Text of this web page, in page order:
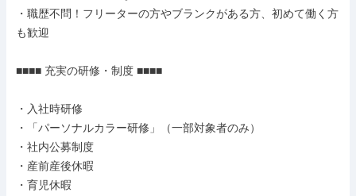
・職歴不問！フリーターの方やブランクがある方、初めて働く方
も歓迎
■■■■ 充実の研修・制度 ■■■■
・入社時研修
・「パーソナルカラー研修」（一部対象者のみ）
・社内公募制度
・産前産後休暇
・育児休暇